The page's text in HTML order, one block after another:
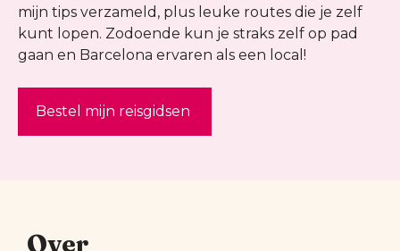
mijn tips verzameld, plus leuke routes die je zelf
kunt lopen. Zodoende kun je straks zelf op pad
gaan en Barcelona ervaren als een local!
Bestel mijn reisgidsen
Over